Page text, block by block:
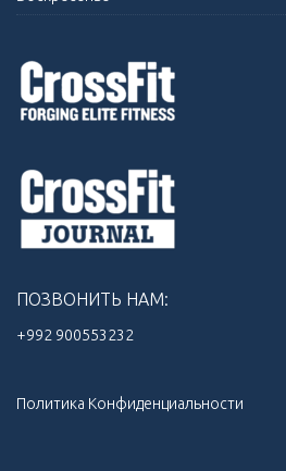
ПОЗВОНИТЬ НАМ:
+992 900553232‬
Политика Конфиденциальности